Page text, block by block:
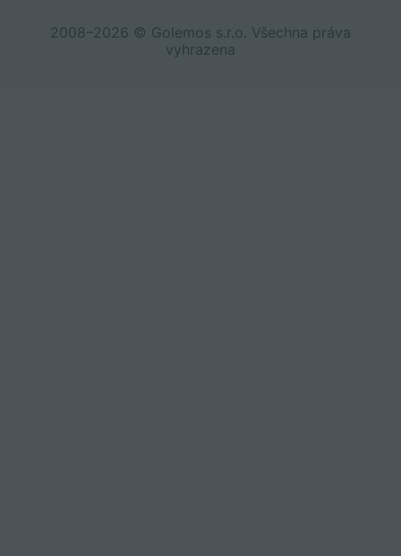
2008–2026 © Golemos s.r.o. Všechna práva
vyhrazena